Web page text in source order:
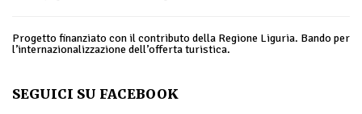
Progetto finanziato con il contributo della Regione Liguria. Bando per
l’internazionalizzazione dell’offerta turistica.
SEGUICI SU FACEBOOK